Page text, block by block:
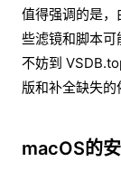
值得强调的是
些滤镜和脚本
不妨到
版和补全缺失的
macOS的